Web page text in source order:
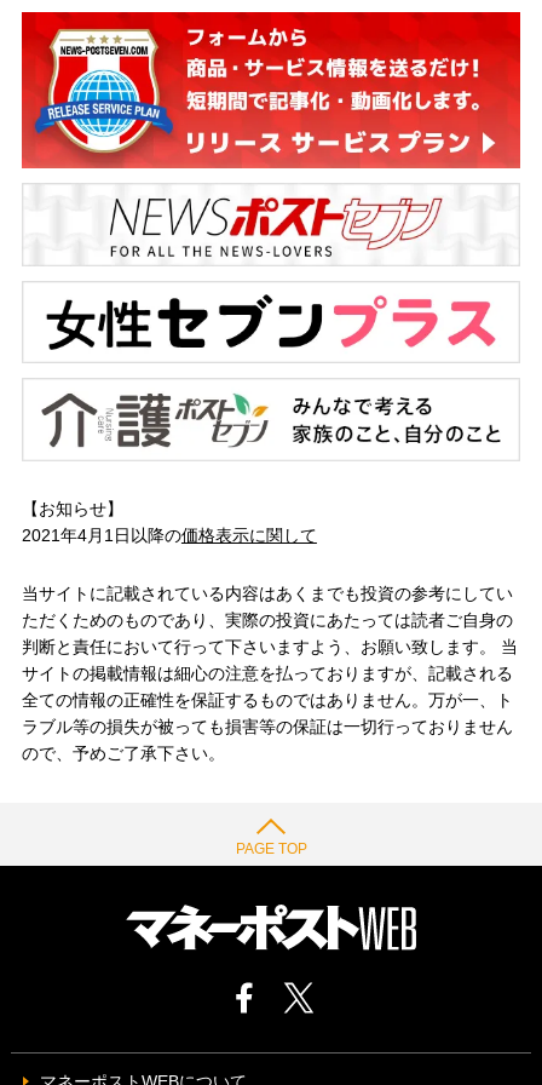
【お知らせ】
2021年4月1日以降の価格表示に関して
当サイトに記載されている内容はあくまでも投資の参考にしてい
ただくためのものであり、実際の投資にあたっては読者ご自身の
判断と責任において行って下さいますよう、お願い致します。 当
サイトの掲載情報は細心の注意を払っておりますが、記載される
全ての情報の正確性を保証するものではありません。万が一、ト
ラブル等の損失が被っても損害等の保証は一切行っておりません
ので、予めご了承下さい。
PAGE TOP